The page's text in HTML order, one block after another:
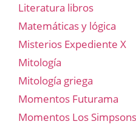
Literatura libros
Matemáticas y lógica
Misterios Expediente X
Mitología
Mitología griega
Momentos Futurama
Momentos Los Simpsons